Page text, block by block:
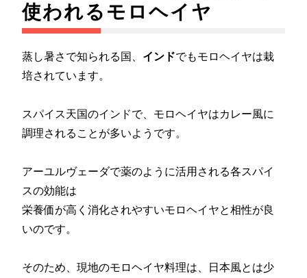
使われるモロヘイヤ
蒸し暑さで知られる国、 インドでもモロヘイヤは栽
培されています。
スパイス天国のインドで、モロヘイヤはカレー風に
調理されることが多いようです。
アーユルヴェーダで薬のように活用される各スパイ
スの効能は
栄養価が高く消化されやすいモロヘイヤと相性が良
いのです。
そのため、現地のモロヘイヤ料理は、日本風とは少